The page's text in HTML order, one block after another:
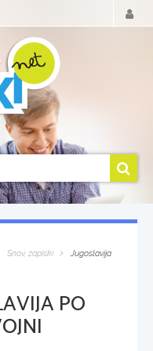
Snov, zapiski
Jugoslavija
PO